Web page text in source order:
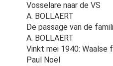
Vosselare naar de VS
A. BOLLAERT
De passage van de
A. BOLLAERT
Vinkt mei 1940: Waalse
Paul Noël